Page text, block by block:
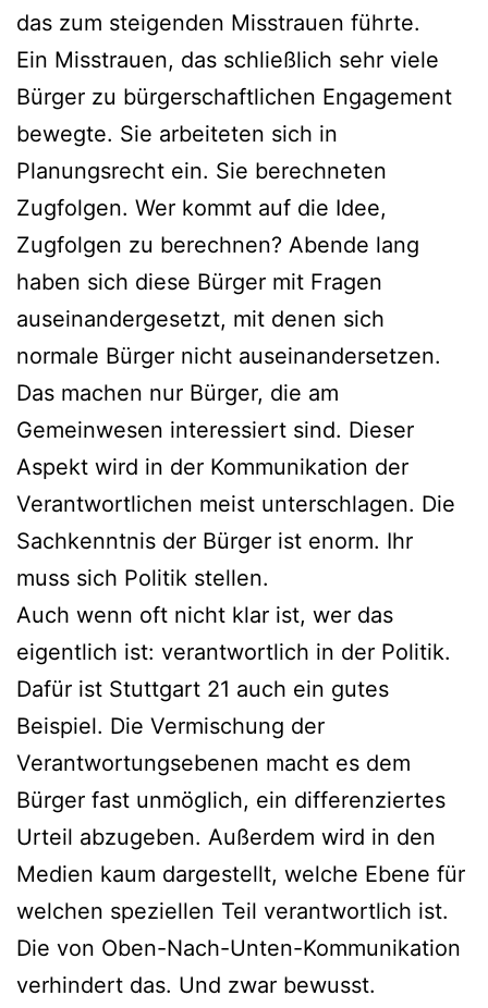
das zum steigenden Misstrauen führte.
Ein Misstrauen, das schließlich sehr viele
Bürger zu bürgerschaftlichen Engagement
bewegte. Sie arbeiteten sich in
Planungsrecht ein. Sie berechneten
Zugfolgen. Wer kommt auf die Idee,
Zugfolgen zu berechnen? Abende lang
haben sich diese Bürger mit Fragen
auseinandergesetzt, mit denen sich
normale Bürger nicht auseinandersetzen.
Das machen nur Bürger, die am
Gemeinwesen interessiert sind. Dieser
Aspekt wird in der Kommunikation der
Verantwortlichen meist unterschlagen. Die
Sachkenntnis der Bürger ist enorm. Ihr
muss sich Politik stellen.
Auch wenn oft nicht klar ist, wer das
eigentlich ist: verantwortlich in der Politik.
Dafür ist Stuttgart 21 auch ein gutes
Beispiel. Die Vermischung der
Verantwortungsebenen macht es dem
Bürger fast unmöglich, ein differenziertes
Urteil abzugeben. Außerdem wird in den
Medien kaum dargestellt, welche Ebene für
welchen speziellen Teil verantwortlich ist.
Die von Oben-Nach-Unten-Kommunikation
verhindert das. Und zwar bewusst.